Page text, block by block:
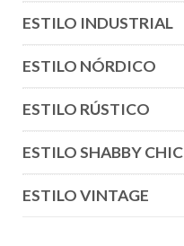
ESTILO INDUSTRIAL
ESTILO NÓRDICO
ESTILO RÚSTICO
ESTILO SHABBY CHIC
ESTILO VINTAGE